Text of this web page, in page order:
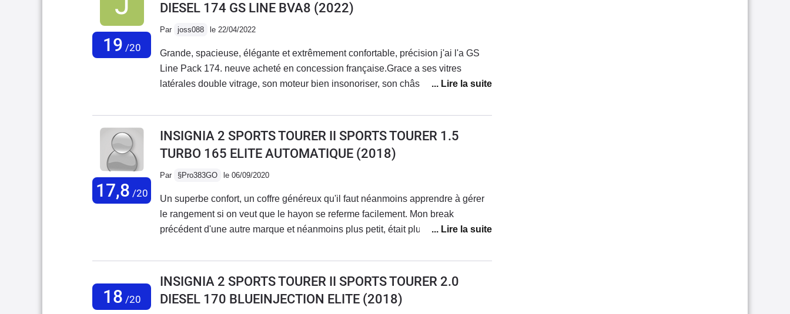
19 /20
DIESEL 174 GS LINE BVA8 (2022)
Par joss088 le 22/04/2022
Grande, spacieuse, élégante et extrêmement confortable, précision j'ai l'a GS
Line Pack 174. neuve acheté en concession française.Grace a ses vitres
latérales double vitrage, son moteur bien insonoriser, son châssis Flexride (
massants et a mémoire ) on évolue dans un habitacle classique et feutrer. un
confort impérial qui fait que le moindre trajet devient un plaisir malgré les jantes
électrique du hayon très pratiqueLa sono Bose est au top aussi, bref un achat
qui reste " raisonnable" dans sa catégorie qui en fait l'une des moins cher et des
pour une voiture de cette année, mais c'est normal car conçu en 2016 a la base
je crois.Les assemblage sont nickel, la qualité de fabrication aussiLe moteur est
coupleux, puissant, les 174 cv sont présent et on peu rouler aussi bien en mode
en 15 ans
17,8 /20
INSIGNIA 2 SPORTS TOURER II SPORTS TOURER 1.5
TURBO 165 ELITE AUTOMATIQUE (2018)
Par §Pro383GO le 06/09/2020
Un superbe confort, un coffre généreux qu'il faut néanmoins apprendre à gérer
le rangement si on veut que le hayon se referme facilement. Mon break
précédent d'une autre marque et néanmoins plus petit, était plus simple à
kms en une fois , est absolument magnifique. Agrément de conduite,
consommation, confort conducteur et passagers etc .... Attention cependant à ne
un dépassement des cases...Acheté à 23000kms il totalise à ce jour 34000 kms
18 /20
INSIGNIA 2 SPORTS TOURER II SPORTS TOURER 2.0
DIESEL 170 BLUEINJECTION ELITE (2018)